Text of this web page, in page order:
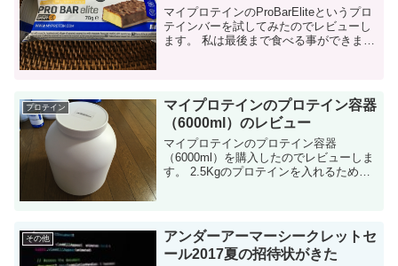
マイプロテインのProBarEliteというプロ
テインバーを試してみたのでレビューし
ます。 私は最後まで食べる事ができませ
プロテイン
マイプロテインのプロテイン容器
（6000ml）のレビュー
マイプロテインのプロテイン容器
（6000ml）を購入したのでレビューしま
す。 2.5Kgのプロテインを入れるために
その他
アンダーアーマーシークレットセ
ール2017夏の招待状がきた